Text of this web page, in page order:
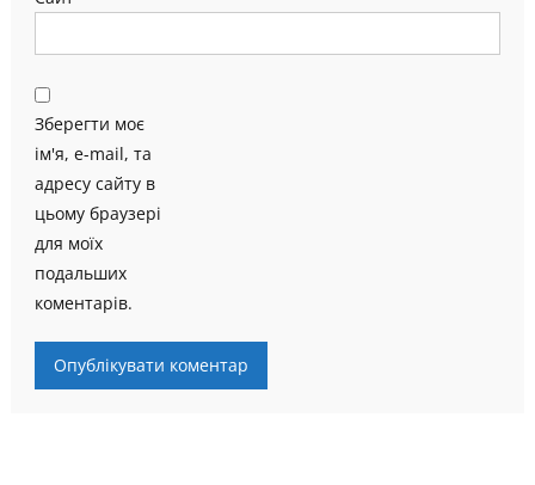
Зберегти моє
ім'я, e-mail, та
адресу сайту в
цьому браузері
для моїх
подальших
коментарів.